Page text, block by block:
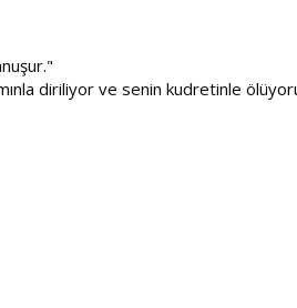
diriliyor ve senin kudretinle